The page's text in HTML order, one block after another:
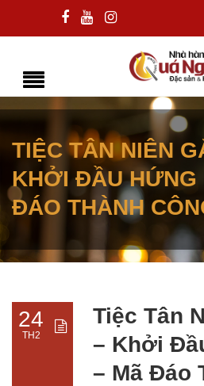
TIỆC TÂN NIÊN
KHỞI ĐẦU HỨNG
ĐÁO THÀNH
24
TH2
Tiệc Tân
– Khởi
– Mã Đáo